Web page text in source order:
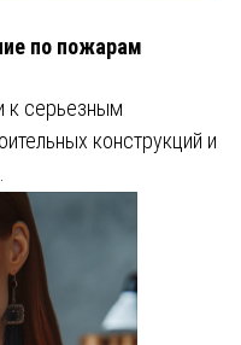
по пожарам
к серьезным
конструкций и